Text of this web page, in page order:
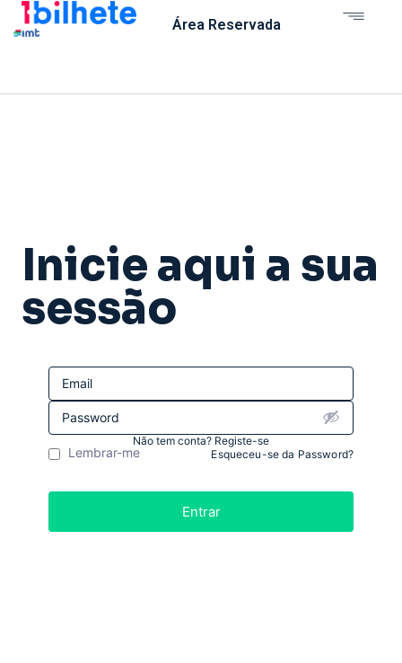
Área Reservada
Inicie aqui a sua
sessão
Lembrar-me Esqueceu-se da Password?
Entrar
Não tem conta? Registe-se